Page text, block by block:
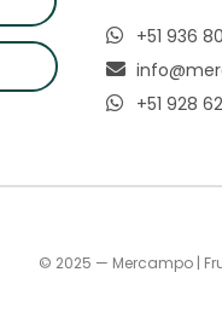
+51 936
+51 928
© 2025 — Mercampo |